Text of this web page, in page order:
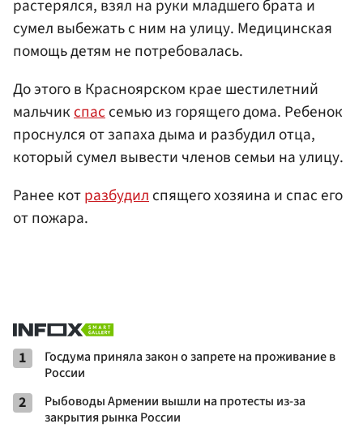
растерялся, взял на руки младшего брата и
сумел выбежать с ним на улицу. Медицинская
помощь детям не потребовалась.
До этого в Красноярском крае шестилетний
мальчикспассемью из горящего дома. Ребенок
проснулся от запаха дыма и разбудил отца,
который сумел вывести членов семьи на улицу.
Ранее котразбудилспящего хозяина и спас его
от пожара.
1
Госдума приняла закон о запрете на проживание в
России
2
Рыбоводы Армении вышли на протесты из-за
закрытия рынка России